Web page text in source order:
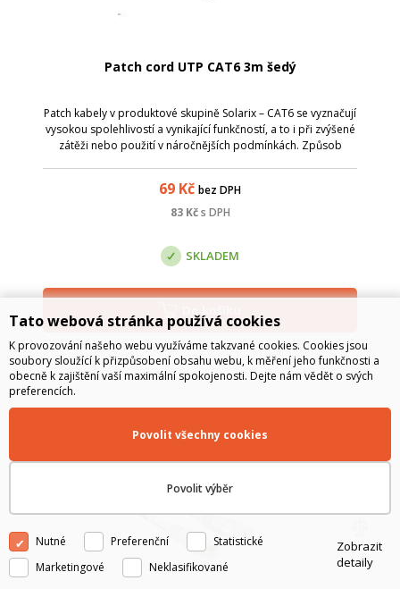
Patch cord UTP CAT6 3m šedý
Patch kabely v produktové skupině Solarix – CAT6 se vyznačují
vysokou spolehlivostí a vynikající funkčností, a to i při zvýšené
zátěži nebo použití v náročnějších podmínkách. Způsob
69 Kč bez DPH
83Kč s DPH
SKLADEM
Tato webová stránka používá cookies
K provozování našeho webu využíváme takzvané cookies. Cookies jsou
soubory sloužící k přizpůsobení obsahu webu, k měření jeho funkčnosti a
obecně k zajištění vaší maximální spokojenosti. Dejte nám vědět o svých
preferencích.
Povolit výběr
Povolit všechny cookies
Nutné Preferenční
Statistické
Marketingové
Neklasifikované
Zobrazit
detaily